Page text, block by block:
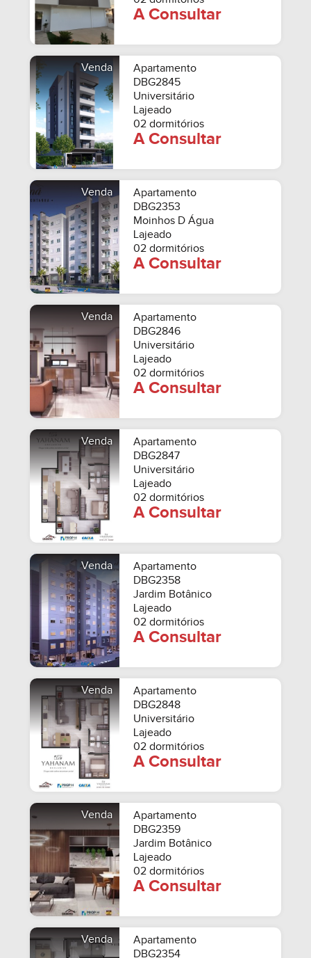
A Consultar
Venda
Apartamento
DBG2845
Universitário
Lajeado
02 dormitórios
A Consultar
Venda
Apartamento
DBG2353
Moinhos D Água
Lajeado
02 dormitórios
A Consultar
Venda
Apartamento
DBG2846
Universitário
Lajeado
02 dormitórios
A Consultar
Venda
Apartamento
DBG2847
Universitário
Lajeado
02 dormitórios
A Consultar
Venda
Apartamento
DBG2358
Jardim Botânico
Lajeado
02 dormitórios
A Consultar
Venda
Apartamento
DBG2848
Universitário
Lajeado
02 dormitórios
A Consultar
Venda
Apartamento
DBG2359
Jardim Botânico
Lajeado
02 dormitórios
A Consultar
Venda
Apartamento
DBG2354